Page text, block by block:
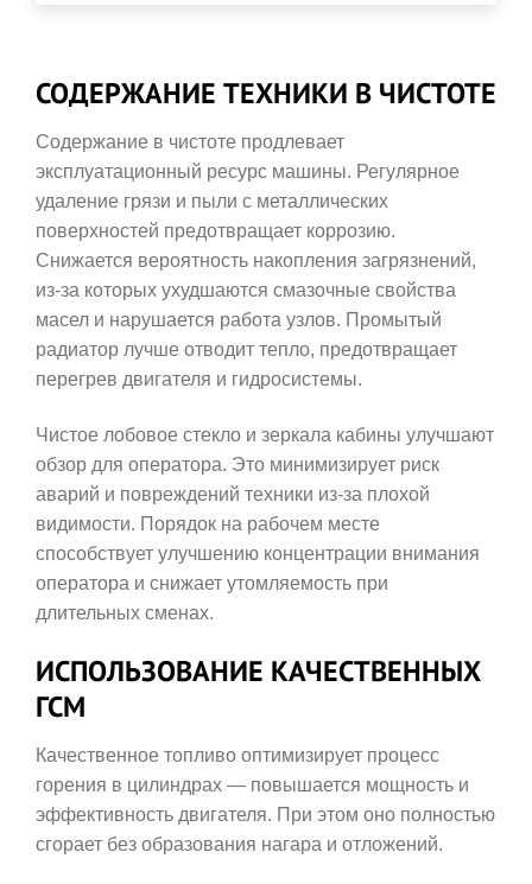
СОДЕРЖАНИЕ ТЕХНИКИ В ЧИСТОТЕ
Содержание в чистоте продлевает
эксплуатационный ресурс машины. Регулярное
удаление грязи и пыли с металлических
поверхностей предотвращает коррозию.
Снижается вероятность накопления загрязнений,
из-за которых ухудшаются смазочные свойства
масел и нарушается работа узлов. Промытый
радиатор лучше отводит тепло, предотвращает
перегрев двигателя и гидросистемы.
Чистое лобовое стекло и зеркала кабины улучшают
обзор для оператора. Это минимизирует риск
аварий и повреждений техники из-за плохой
видимости. Порядок на рабочем месте
способствует улучшению концентрации внимания
оператора и снижает утомляемость при
длительных сменах.
ИСПОЛЬЗОВАНИЕ КАЧЕСТВЕННЫХ
ГСМ
Качественное топливо оптимизирует процесс
горения в цилиндрах — повышается мощность и
эффективность двигателя. При этом оно полностью
сгорает без образования нагара и отложений.